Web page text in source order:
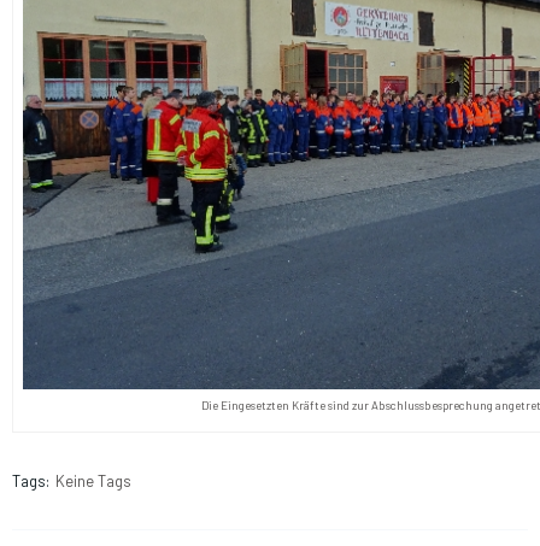
Die Eingesetzten Kräfte sind zur Abschlussbesprechung
Tags: Keine Tags